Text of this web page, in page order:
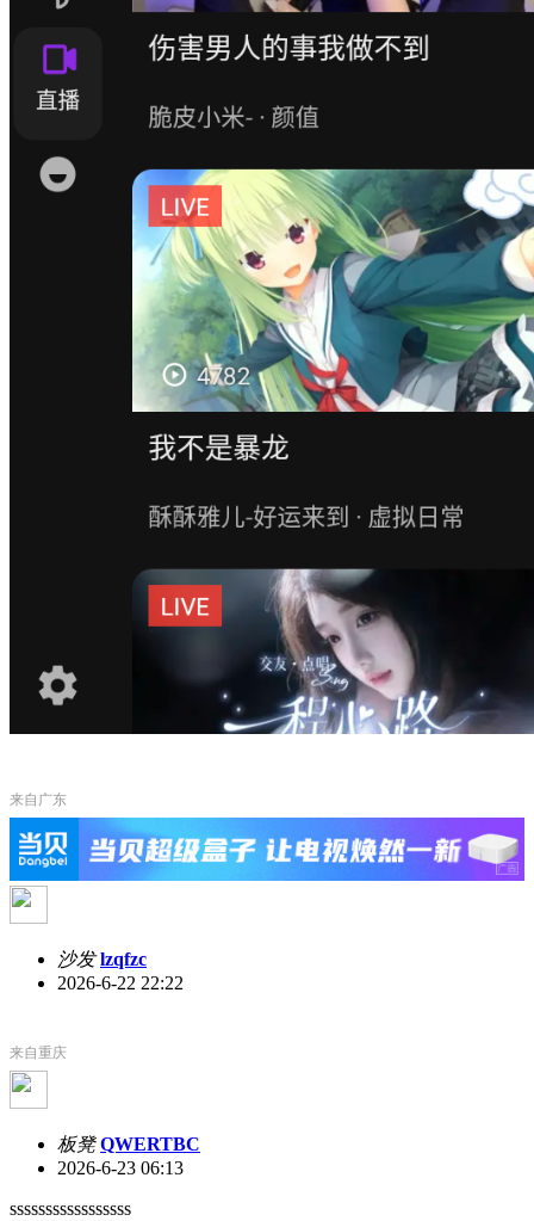
来自广东
沙发 lzqfzc
2026-6-22 22:22
来自重庆
板凳 QWERTBC
2026-6-23 06:13
sssssssssssssssss